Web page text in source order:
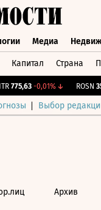
Медиа
Капитал Страна
775,63 -0,01%↓ ROSN 352
Выбор
Архив